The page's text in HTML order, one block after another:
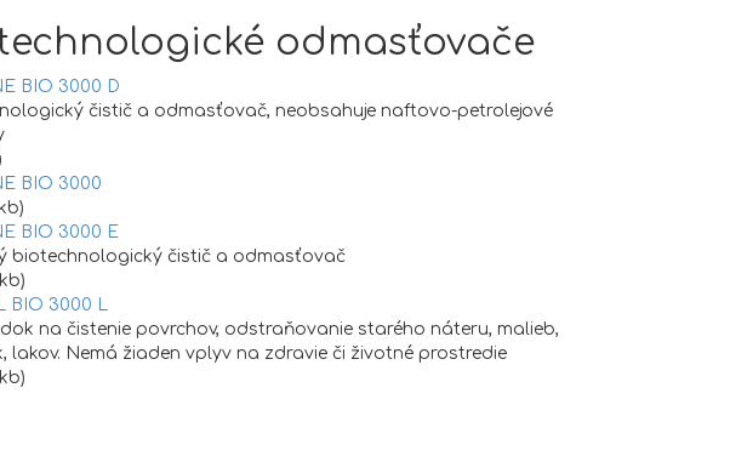
odmasťovače
BIO 3000 D
čistič a odmasťovač, neobsahuje naftovo-petrolejové
BIO 3000
BIO 3000 E
biotechnologický čistič a odmasťovač
BIO 3000 L
na čistenie povrchov, odstraňovanie starého náteru, malieb,
lakov. Nemá žiaden vplyv na zdravie či životné prostredie